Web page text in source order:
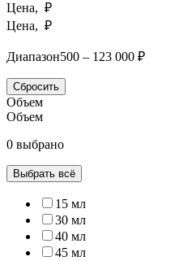
Цена, ₽
Цена, ₽
Диапазон500 – 123 000 ₽
Сбросить
Объем
Объем
0 выбрано
Выбрать всё
15 мл
30 мл
40 мл
45 мл